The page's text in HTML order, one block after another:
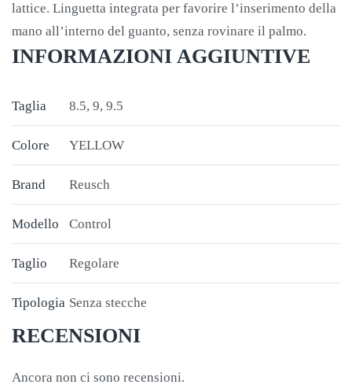
lattice. Linguetta integrata per favorire l’inserimento della
mano all’interno del guanto, senza rovinare il palmo.
INFORMAZIONI AGGIUNTIVE
Taglia 8.5, 9, 9.5
Colore YELLOW
Brand Reusch
Modello Control
Taglio Regolare
Tipologia Senza stecche
RECENSIONI
Ancora non ci sono recensioni.